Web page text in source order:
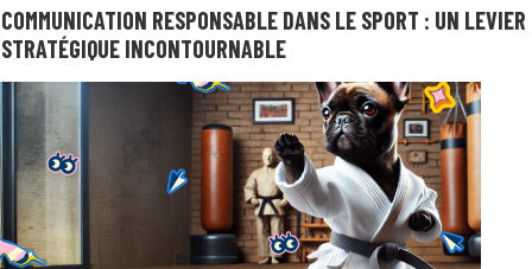
COMMUNICATION RESPONSABLE DANS LE SPORT : UN LEVIER
STRATÉGIQUE INCONTOURNABLE